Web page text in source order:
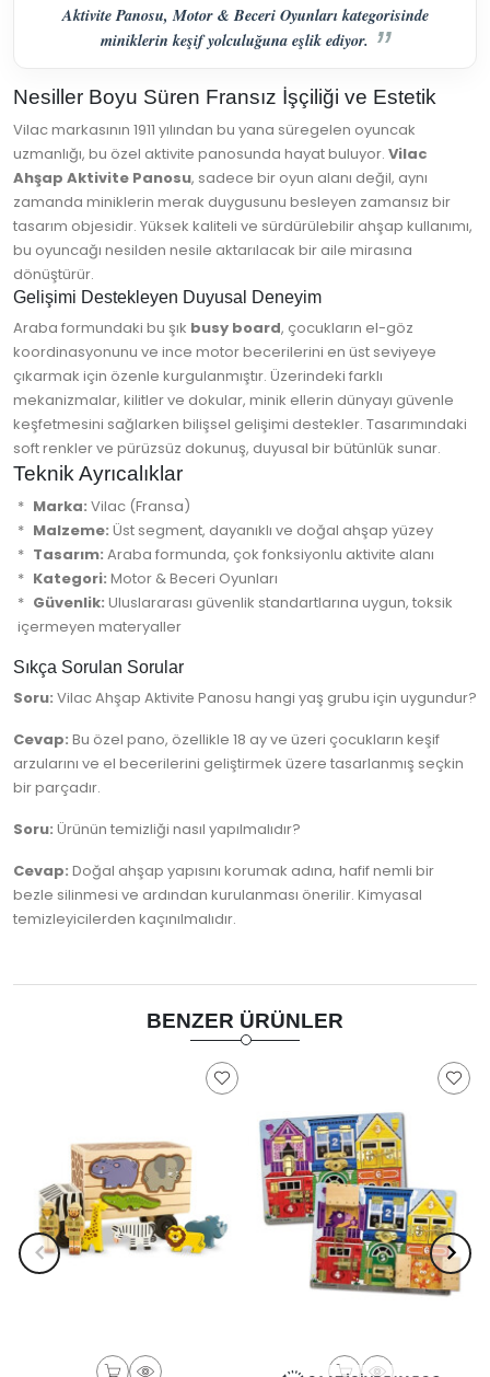
Aktivite Panosu, Motor & Beceri Oyunları kategorisinde
miniklerin keşif yolculuğuna eşlik ediyor.
Nesiller Boyu Süren Fransız İşçiliği ve Estetik
Vilac markasının 1911 yılından bu yana süregelen oyuncak
uzmanlığı, bu özel aktivite panosunda hayat buluyor. Vilac
Ahşap Aktivite Panosu, sadece bir oyun alanı değil, aynı
zamanda miniklerin merak duygusunu besleyen zamansız bir
tasarım objesidir. Yüksek kaliteli ve sürdürülebilir ahşap kullanımı,
bu oyuncağı nesilden nesile aktarılacak bir aile mirasına
dönüştürür.
Gelişimi Destekleyen Duyusal Deneyim
Araba formundaki bu şık busy board, çocukların el-göz
koordinasyonunu ve ince motor becerilerini en üst seviyeye
çıkarmak için özenle kurgulanmıştır. Üzerindeki farklı
mekanizmalar, kilitler ve dokular, minik ellerin dünyayı güvenle
keşfetmesini sağlarken bilişsel gelişimi destekler. Tasarımındaki
soft renkler ve pürüzsüz dokunuş, duyusal bir bütünlük sunar.
Teknik Ayrıcalıklar
Marka: Vilac (Fransa)
Malzeme: Üst segment, dayanıklı ve doğal ahşap yüzey
Tasarım: Araba formunda, çok fonksiyonlu aktivite alanı
Kategori: Motor & Beceri Oyunları
Güvenlik: Uluslararası güvenlik standartlarına uygun, toksik
içermeyen materyaller
Sıkça Sorulan Sorular
Soru: Vilac Ahşap Aktivite Panosu hangi yaş grubu için uygundur?
Cevap: Bu özel pano, özellikle 18 ay ve üzeri çocukların keşif
arzularını ve el becerilerini geliştirmek üzere tasarlanmış seçkin
bir parçadır.
Soru: Ürünün temizliği nasıl yapılmalıdır?
Cevap: Doğal ahşap yapısını korumak adına, hafif nemli bir
bezle silinmesi ve ardından kurulanması önerilir. Kimyasal
temizleyicilerden kaçınılmalıdır.
BENZER ÜRÜNLER